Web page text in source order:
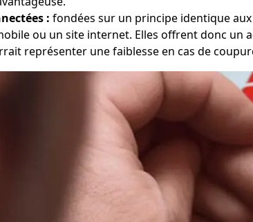
: fondées sur un principe identique
ou un site internet. Elles offrent donc un
représenter une faiblesse en cas de